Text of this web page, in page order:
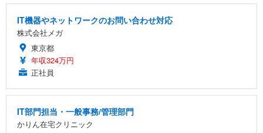
IT機器やネットワークのお問い合わせ対応
株式会社メガ
東京都
年収324万円
正社員
IT部門担当・一般事務/管理部門
かりん在宅クリニック